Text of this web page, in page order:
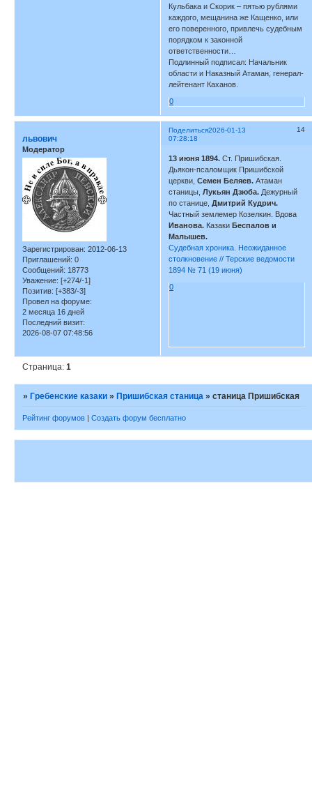
Кульбака и Скорик – пятью рублями
каждого, мещанина же Кащенко, или
его поверенного, привлечь судебным
порядком к законной
ответственности…
Подлинный подписал: Начальник
области и Наказный Атаман, генерал-
лейтенант Каханов.
0
Поделиться 14
2026-01-13
07:28:18
львович
Модератор
Зарегистрирован: 2012-06-13
Приглашений: 0
Сообщений: 18773
Уважение: [+274/-1]
Позитив: [+383/-3]
Провел на форуме:
2 месяца 16 дней
Последний визит:
2026-08-07 07:48:56
13 июня 1894.Ст. Пришибская.
Дьякон-псаломщик Пришибской
церкви,Семен Беляев.Атаман
станицы,Лукьян Дзюба. Дежурный
по станице,Дмитрий Кудрич.
Частный землемер Козелкин. Вдова
Иванова. КазакиБеспалов и
Малышев.
Судебная хроника. Неожиданное
столкновение // Терские ведомости
1894 № 71 (19 июня)
0
Страница:1
»Гребенские казаки »Пришибская станица »станица Пришибская
Рейтинг форумов | Создать форум бесплатно